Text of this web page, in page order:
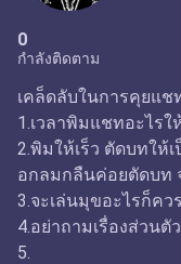
0
กำลังติดตาม
เคล็ดลับในการคุยแ
1.เวลาพิมแชทอะไร
2.พิมให้เร็ว ตัดบทให้
อกลมกลืนค่อยตัดบท
3.จะเล่นมุขอะไรก็ค
4.อย่าถามเรื่องส่วน
5.